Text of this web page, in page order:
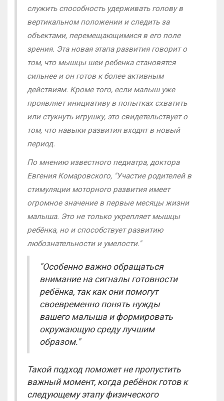
служить способность удерживать голову в
вертикальном положении и следить за
объектами, перемещающимися в его поле
зрения. Эта новая этапа развития говорит о
том, что мышцы шеи ребенка становятся
сильнее и он готов к более активным
действиям. Кроме того, если малыш уже
проявляет инициативу в попытках схватить
или стукнуть игрушку, это свидетельствует о
том, что навыки развития входят в новый
период.
По мнению известного педиатра, доктора
Евгения Комаровского, "Участие родителей в
стимуляции моторного развития имеет
огромное значение в первые месяцы жизни
малыша. Это не только укрепляет мышцы
ребёнка, но и способствует развитию
любознательности и умелости."
"Особенно важно обращаться
внимание на сигналы готовности
ребёнка, так как они помогут
своевременно понять нужды
вашего малыша и формировать
окружающую среду лучшим
образом."
Такой подход поможет не пропустить
важный момент, когда ребёнок готов к
следующему этапу физического